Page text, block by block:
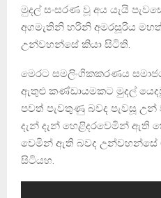
මුදල් සංසරණ වූ අය යැයි
අගමැතිනි හරිනි අමරසූරිය
උන්වහන්සේ කියා සිටිති.
මෙරට සමලිංගිකකරණය
ඇතුළු කණ්ඩායමකට මුදල්
පවත් පැවතුණු බවද පැවසූ
දැන් දැන් හෙළිදරවෙමින්
වෙමින් ඇති බවද උන්වහන්සේ
සිටියහ.